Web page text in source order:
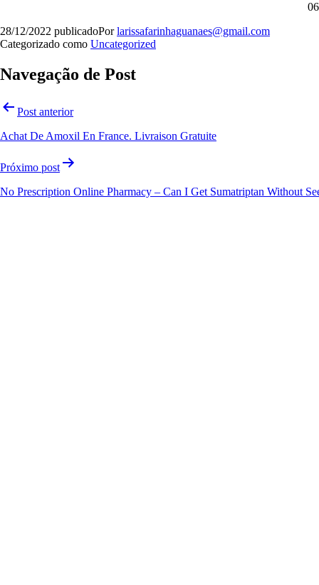
28/12/2022 publicadoPorlarissafarinhaguanaes@gmail.com
Categorizado como Uncategorized
Navegação de Post
Post anterior
Achat De Amoxil En France. Livraison Gratuite
Próximo post
No Prescription Online Pharmacy – Can I Get Sumatriptan Without